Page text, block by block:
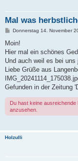
Mal was
B
i
r
a
Donnerstag 14. November
Moin!
Hier mal ein schönes
Und auch weil es bei
Liebe Grüße aus
Gefunden in der Zeitung
Du hast keine
anzusehen.
Holzulli